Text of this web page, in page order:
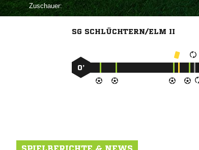
Zuschauer:
SG SCHLÜCHTERN/ELM II
0’